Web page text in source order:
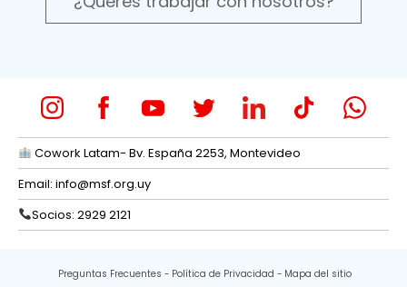
Cowork Latam- Bv. España 2253, Montevideo
Email: info@msf.org.uy
Socios: 2929 2121
Preguntas Frecuentes Política de Privacidad Mapa del sitio